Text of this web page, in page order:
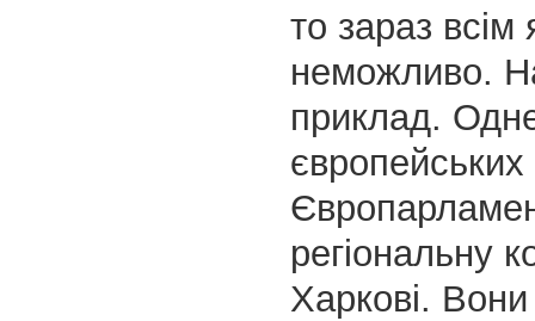
то зараз
неможливо.
приклад.
європейських
регіональну
Харкові.